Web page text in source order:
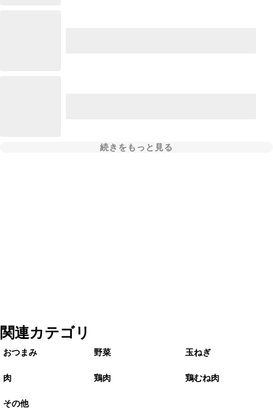
続きをもっと見る
関連カテゴリ
おつまみ 野菜 玉ねぎ
肉 鶏肉 鶏むね肉
その他